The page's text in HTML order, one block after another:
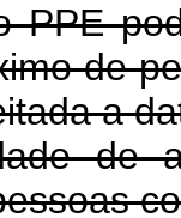
PPE
de
a
de